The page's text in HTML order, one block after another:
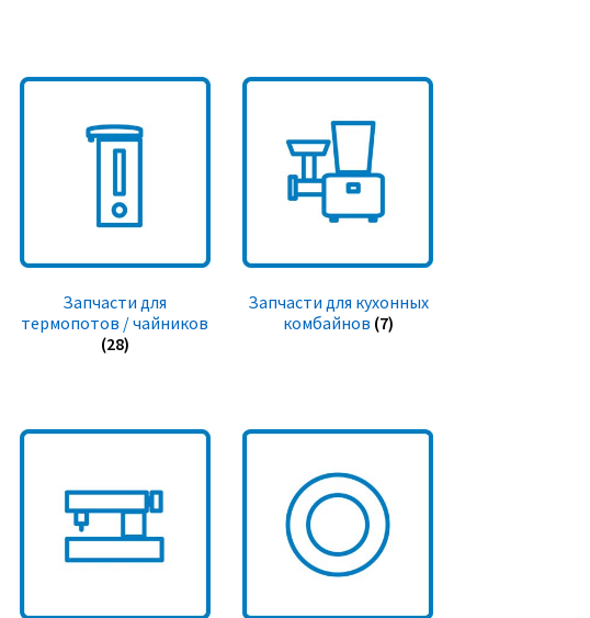
Запчасти для
термопотов / чайников
(28)
Запчасти для кухонных
комбайнов (7)